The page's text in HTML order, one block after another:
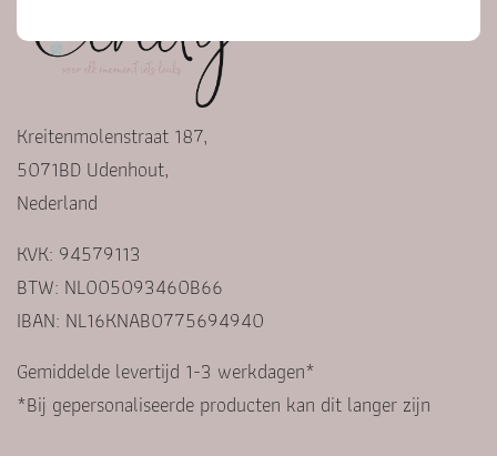
Kreitenmolenstraat 187,
5071BD Udenhout,
Nederland
KVK: 94579113
BTW: NL005093460B66
IBAN: NL16KNAB0775694940
Gemiddelde levertijd 1-3 werkdagen*
*Bij gepersonaliseerde producten kan dit langer zijn